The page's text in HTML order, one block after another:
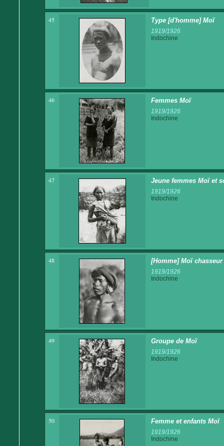
45 Type [d'homme] Moï
1919/1926
Indochine
46 Femmes Moï
1919/1926
Indochine
47 Jeune femmes Moï et
1919/1926
Indochine
48 [Homme] Moï
1919/1926
Indochine
49 Groupe de Moï
1919/1926
Indochine
50 Femme et enfants Moï
1919/1926
Indochine